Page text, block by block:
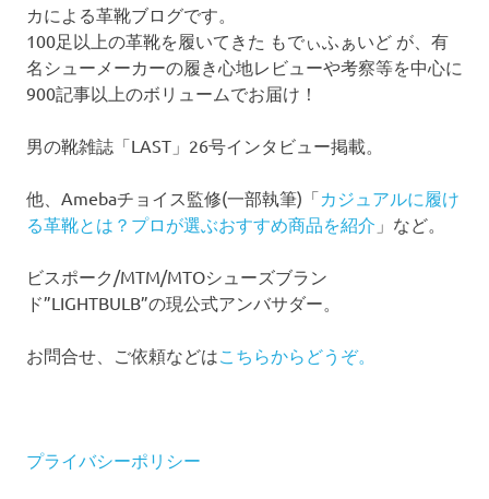
カによる革靴ブログです。
100足以上の革靴を履いてきた もでぃふぁいど が、有
名シューメーカーの履き心地レビューや考察等を中心に
900記事以上のボリュームでお届け！
男の靴雑誌「LAST」26号インタビュー掲載。
他、Amebaチョイス監修(一部執筆)「カジュアルに履け
る革靴とは？プロが選ぶおすすめ商品を紹介 」など。
ビスポーク/MTM/MTOシューズブラン
ド”LIGHTBULB”の現公式アンバサダー。
お問合せ、ご依頼などは こちらからどうぞ。
プライバシーポリシー